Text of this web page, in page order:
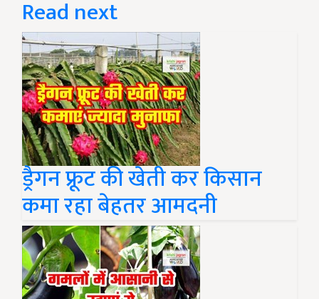
Read next
ड्रैगन फ्रूट की खेती कर किसान
कमा रहा बेहतर आमदनी